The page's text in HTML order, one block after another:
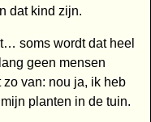
dat kind zijn.
soms wordt dat heel
geen mensen
van: nou ja, ik heb
planten in de tuin.